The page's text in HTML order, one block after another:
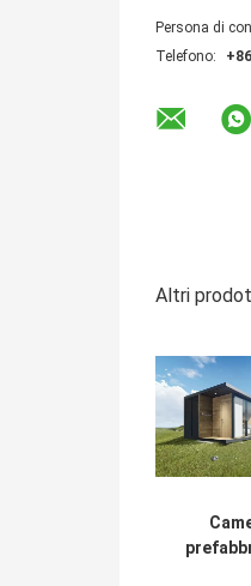
Persona di
Telefono:
Altri